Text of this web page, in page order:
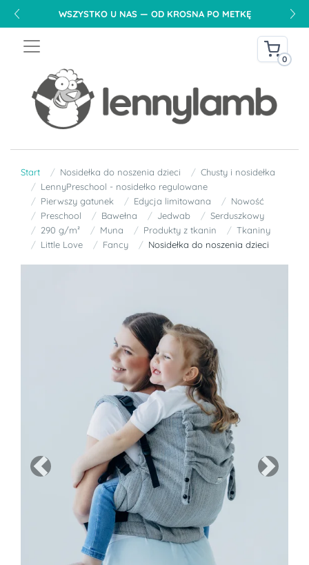
WSZYSTKO U NAS — OD KROSNA PO METKĘ
0
Start Nosidełka do noszenia dzieci
Chusty i nosidełka
LennyPreschool - nosidełko regulowane
Pierwszy gatunek
Edycja limitowana
Nowość
Preschool
Bawełna Jedwab
Serduszkowy
290 g/m²
Muna Produkty z tkanin
Tkaniny
Little Love
Fancy Nosidełka do noszenia dzieci
Previous Next